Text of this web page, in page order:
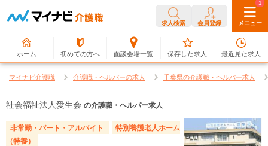
求人検索 会員登録 メニュー
ホーム 初めての方へ 面談会場一覧
0
保存した求人
1
最近見た求人
マイナビ介護職 介護職・ヘルパーの求人 千葉県の介護職・ヘルパー求人
社会福祉法人愛生会 の介護職・ヘルパー求人
非常勤・パート・アルバイト
特別養護老人ホーム
（特養）